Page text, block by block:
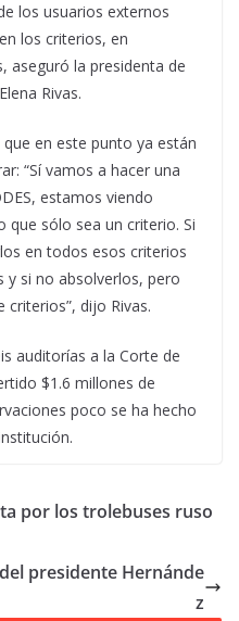
los usuarios externos
los criterios, en
aseguró la presidenta de
Rivas.
en este punto ya están
“Sí vamos a hacer una
estamos viendo
que sólo sea un criterio. Si
en todos esos criterios
y si no absolverlos, pero
criterios”, dijo Rivas.
auditorías a la Corte de
$1.6 millones de
poco se ha hecho
por los trolebuses ruso
presidente Hernánde
z